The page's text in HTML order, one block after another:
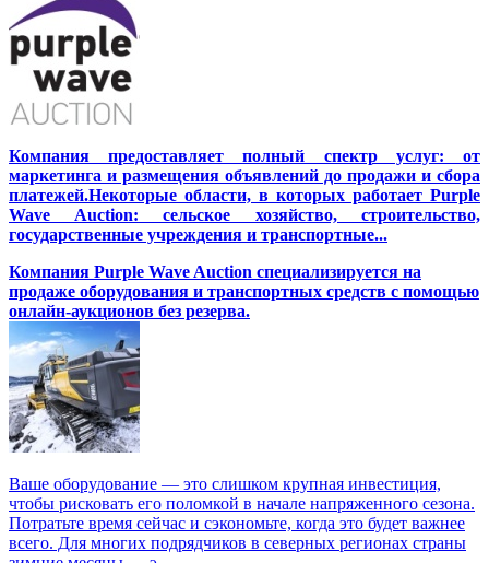
Компания предоставляет полный спектр услуг: от
маркетинга и размещения объявлений до продажи и сбора
платежей.Некоторые области, в которых работает Purple
Wave Auction: сельское хозяйство, строительство,
государственные учреждения и транспортные...
Компания Purple Wave Auction специализируется на
продаже оборудования и транспортных средств с помощью
онлайн-аукционов без резерва.
Ваше оборудование — это слишком крупная инвестиция,
чтобы рисковать его поломкой в начале напряженного сезона.
Потратьте время сейчас и сэкономьте, когда это будет важнее
всего. Для многих подрядчиков в северных регионах страны